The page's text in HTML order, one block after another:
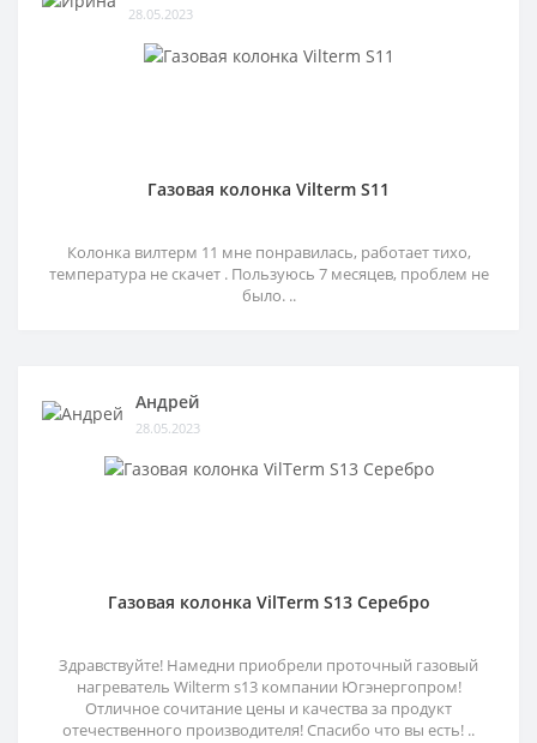
28.05.2023
Газовая колонка Vilterm S11
Колонка вилтерм 11 мне понравилась, работает тихо,
температура не скачет . Пользуюсь 7 месяцев, проблем не
было. ..
Андрей
28.05.2023
Газовая колонка VilTerm S13 Серебро
Здравствуйте! Намедни приобрели проточный газовый
нагреватель Wilterm s13 компании Югэнергопром!
Отличное сочитание цены и качества за продукт
отечественного производителя! Спасибо что вы есть! ..